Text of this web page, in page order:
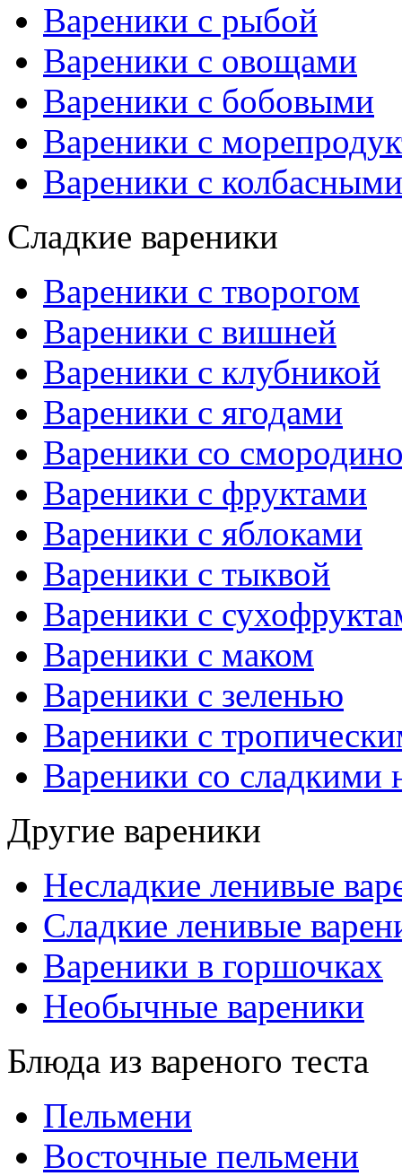
Вареники с рыбой
Вареники с овощами
Вареники с бобовыми
Вареники с
Вареники с
Сладкие вареники
Вареники с творогом
Вареники с вишней
Вареники с клубникой
Вареники с ягодами
Вареники со
Вареники с фруктами
Вареники с яблоками
Вареники с тыквой
Вареники с
Вареники с маком
Вареники с зеленью
Вареники с
Вареники со сладкими
Другие вареники
Несладкие ленивые
Сладкие ленивые
Вареники в горшочках
Необычные вареники
Блюда из вареного теста
Пельмени
Восточные пельмени